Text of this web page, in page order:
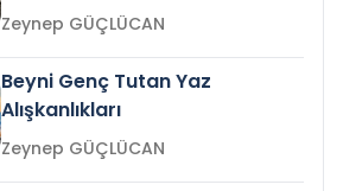
Zeynep GÜÇLÜCAN
Beyni Genç Tutan Yaz
Alışkanlıkları
Zeynep GÜÇLÜCAN